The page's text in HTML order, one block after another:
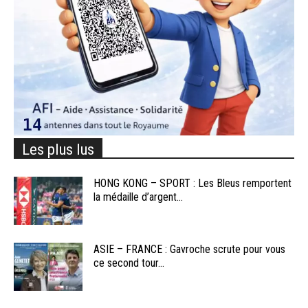
Les plus lus
HONG KONG – SPORT : Les Bleus remportent
la médaille d’argent...
ASIE – FRANCE : Gavroche scrute pour vous
ce second tour...